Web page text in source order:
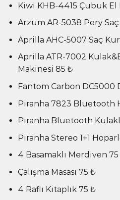
Kiwi KHB-4415 Çubuk El
Arzum AR-5038 Pery
Aprilla AHC-5007 Saç
Aprilla ATR-7002
Makinesi 85 ₺
Fantom Carbon DC5000
Piranha 7823 Bluetooth
Piranha Bluetooth
Piranha Stereo 1+1
4 Basamaklı Merdiven
Çalışma Masası 75 ₺
4 Raflı Kitaplık 75 ₺